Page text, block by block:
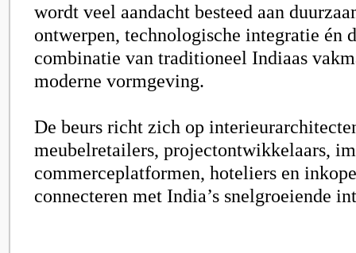
wordt veel aandacht besteed aan
ontwerpen, technologische integratie én
combinatie van traditioneel Indiaas
moderne vormgeving.
De beurs richt zich op
meubelretailers, projectontwikkelaars,
commerceplatformen, hoteliers en
connecteren met India’s snelgroeiende